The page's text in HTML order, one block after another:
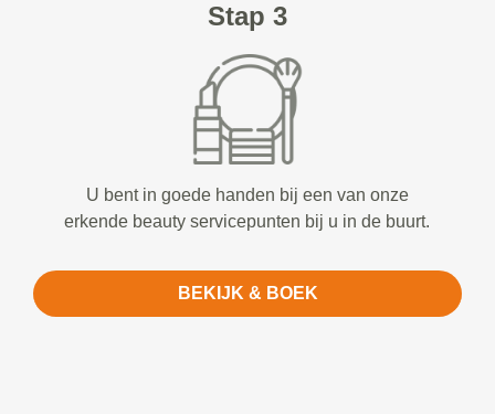
Stap 3
U bent in goede handen bij een van onze
erkende beauty servicepunten bij u in de buurt.
BEKIJK & BOEK